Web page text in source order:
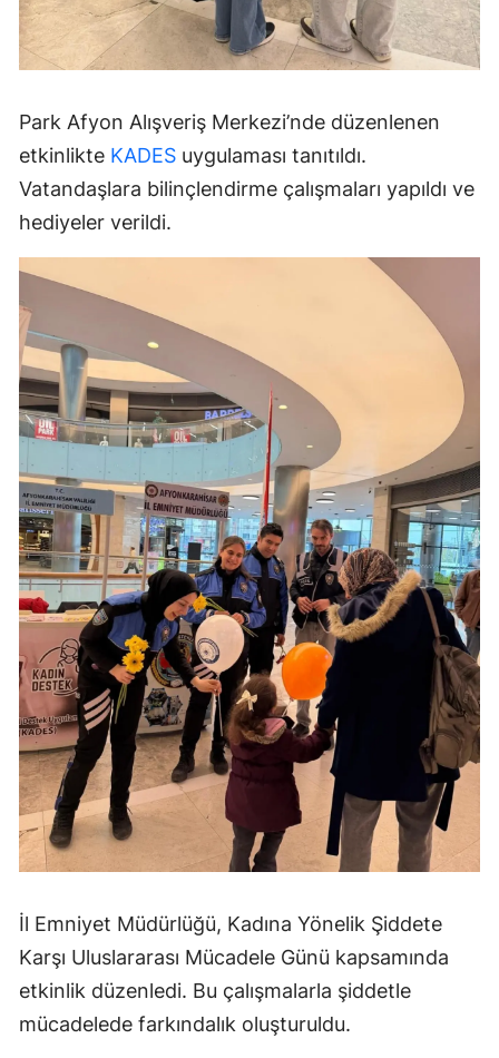
Park Afyon Alışveriş Merkezi’nde düzenlenen
etkinlikte KADES uygulaması tanıtıldı.
Vatandaşlara bilinçlendirme çalışmaları yapıldı ve
hediyeler verildi.
İl Emniyet Müdürlüğü, Kadına Yönelik Şiddete
Karşı Uluslararası Mücadele Günü kapsamında
etkinlik düzenledi. Bu çalışmalarla şiddetle
mücadelede farkındalık oluşturuldu.